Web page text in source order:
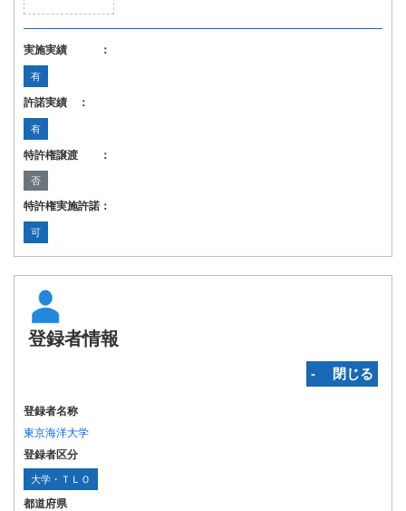
実施実績 ：
有
許諾実績 ：
有
特許権譲渡 ：
否
特許権実施許諾：
可
登録者情報
‐ 閉じる
登録者名称
東京海洋大学
登録者区分
大学・ＴＬＯ
都道府県